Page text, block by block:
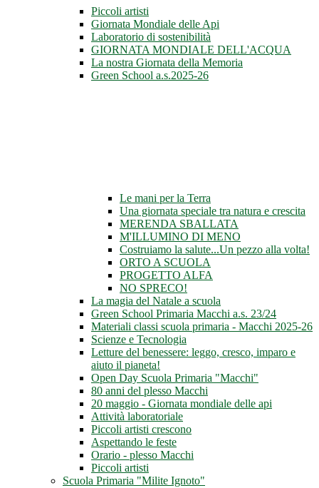
Piccoli artisti
Giornata Mondiale delle Api
Laboratorio di sostenibilità
GIORNATA MONDIALE DELL'ACQUA
La nostra Giornata della Memoria
Green School a.s.2025-26
Le mani per la Terra
Una giornata speciale tra natura e crescita
MERENDA SBALLATA
M'ILLUMINO DI MENO
Costruiamo la salute...Un pezzo alla volta!
ORTO A SCUOLA
PROGETTO ALFA
NO SPRECO!
La magia del Natale a scuola
Green School Primaria Macchi a.s. 23/24
Materiali classi scuola primaria - Macchi 2025-26
Scienze e Tecnologia
Letture del benessere: leggo, cresco, imparo e
aiuto il pianeta!
Open Day Scuola Primaria "Macchi"
80 anni del plesso Macchi
20 maggio - Giornata mondiale delle api
Attività laboratoriale
Piccoli artisti crescono
Aspettando le feste
Orario - plesso Macchi
Piccoli artisti
Scuola Primaria "Milite Ignoto"